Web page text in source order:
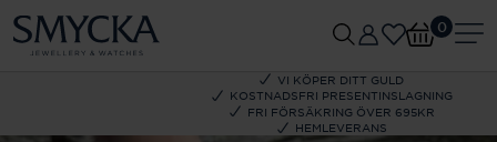
VI KÖPER DITT GULD
KOSTNADSFRI PRESENTINSLAGNING
FRI FÖRSÄKRING ÖVER 695KR
HEMLEVERANS
0